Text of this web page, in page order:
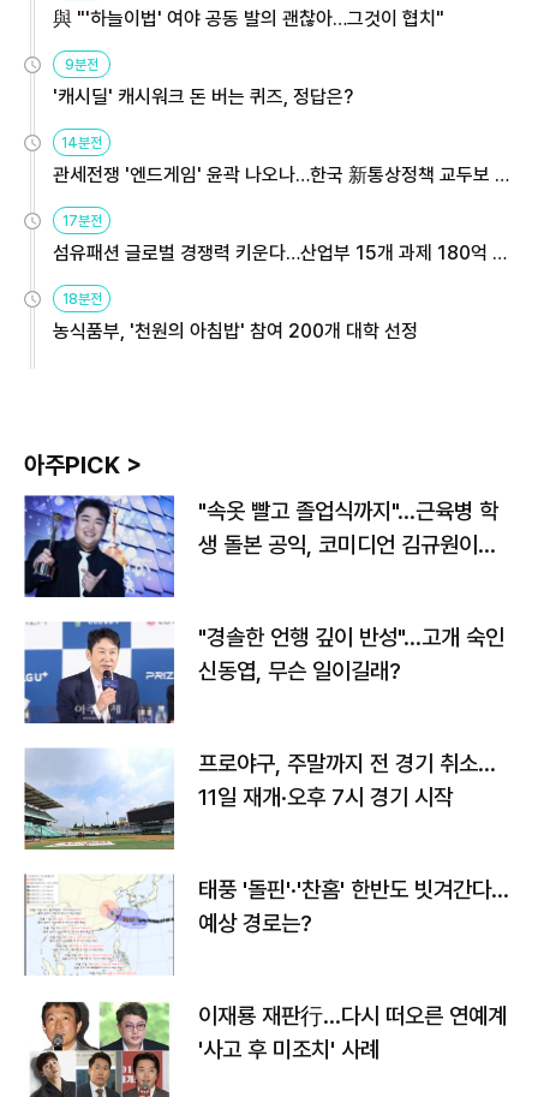
與 "'하늘이법' 여야 공동 발의 괜찮아…그것이 협치"
9분전
'캐시딜' 캐시워크 돈 버는 퀴즈, 정답은?
14분전
관세전쟁 '엔드게임' 윤곽 나오나…한국 新통상정책 교두보 활
용해야
17분전
섬유패션 글로벌 경쟁력 키운다…산업부 15개 과제 180억 지
원
18분전
농식품부, '천원의 아침밥' 참여 200개 대학 선정
아주PICK >
"속옷 빨고 졸업식까지"…근육병 학
생 돌본 공익, 코미디언 김규원이었
"경솔한 언행 깊이 반성"…고개 숙인
신동엽, 무슨 일이길래?
프로야구, 주말까지 전 경기 취소…
11일 재개·오후 7시 경기 시작
태풍 '돌핀'·'찬홈' 한반도 빗겨간다…
예상 경로는?
이재룡 재판行…다시 떠오른 연예계
'사고 후 미조치' 사례